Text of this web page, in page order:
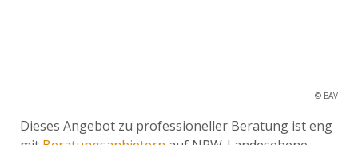
© BAV
Dieses Angebot zu professioneller Beratung ist eng